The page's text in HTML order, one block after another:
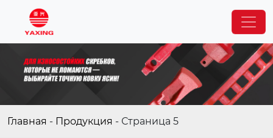
Главная - Продукция - Страница 5